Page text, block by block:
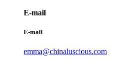
E-mail
E-mail
emma@chinaluscious.com